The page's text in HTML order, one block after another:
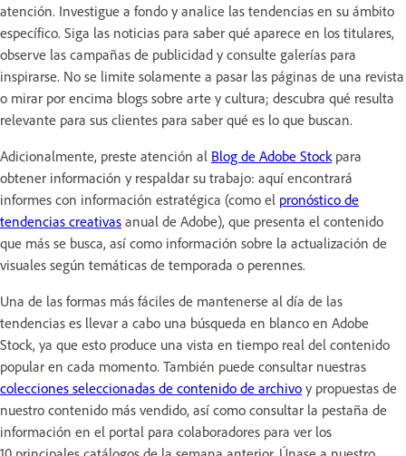
atención. Investigue a fondo y analice las tendencias en su ámbito
específico. Siga las noticias para saber qué aparece en los titulares,
observe las campañas de publicidad y consulte galerías para
inspirarse. No se limite solamente a pasar las páginas de una revista
o mirar por encima blogs sobre arte y cultura; descubra qué resulta
relevante para sus clientes para saber qué es lo que buscan.
Adicionalmente, preste atención al Blog de Adobe Stockpara
obtener información y respaldar su trabajo: aquí encontrará
informes con información estratégica (como el pronóstico de
tendencias creativas anual de Adobe), que presenta el contenido
que más se busca, así como información sobre la actualización de
visuales según temáticas de temporada o perennes.
Una de las formas más fáciles de mantenerse al día de las
tendencias es llevar a cabo una búsqueda en blanco en Adobe
Stock, ya que esto produce una vista en tiempo real del contenido
popular en cada momento. También puede consultar nuestras
colecciones seleccionadas de contenido de archivo y propuestas de
nuestro contenido más vendido, así como consultar la pestaña de
información en el portal para colaboradores para ver los